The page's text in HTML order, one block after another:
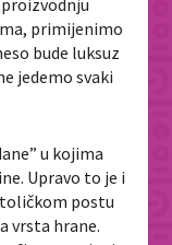
primijenimo
bude luksuz
jedemo svaki
u kojima
Upravo to je i
postu
vrsta hrane.